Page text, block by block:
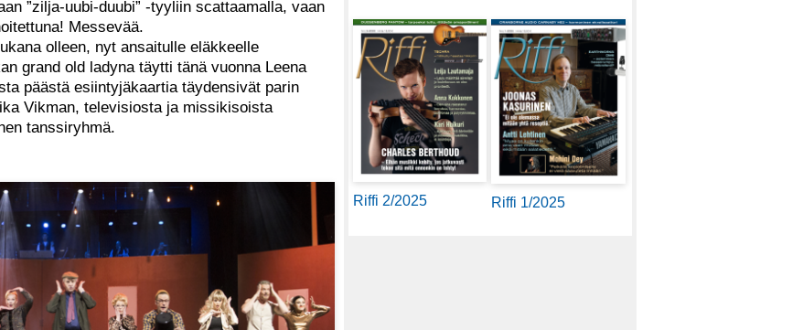
”zilja-uubi-duubi” -tyyliin scattaamalla, vaan
Messevää.
olleen, nyt ansaitulle eläkkeelle
grand old ladyna täytti tänä vuonna Leena
päästä esiintyjäkaartia täydensivät parin
Vikman, televisiosta ja missikisoista
tanssiryhmä.
Riffi 2/2025 Riffi 1/2025